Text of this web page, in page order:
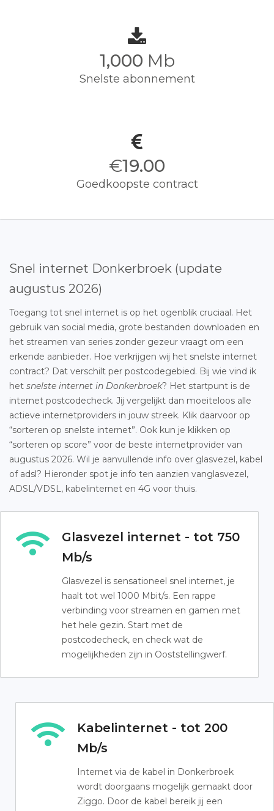
1,000 Mb
Snelste abonnement
€19.00
Goedkoopste contract
Snel internet Donkerbroek (update
augustus 2026)
Toegang tot snel internet is op het ogenblik cruciaal. Het
gebruik van social media, grote bestanden downloaden en
het streamen van series zonder gezeur vraagt om een
erkende aanbieder. Hoe verkrijgen wij het snelste internet
contract? Dat verschilt per postcodegebied. Bij wie vind ik
het snelste internet in Donkerbroek? Het startpunt is de
internet postcodecheck. Jij vergelijkt dan moeiteloos alle
actieve internetproviders in jouw streek. Klik daarvoor op
“sorteren op snelste internet”. Ook kun je klikken op
“sorteren op score” voor de beste internetprovider van
augustus 2026. Wil je aanvullende info over glasvezel, kabel
of adsl? Hieronder spot je info ten aanzien vanglasvezel,
ADSL/VDSL, kabelinternet en 4G voor thuis.
Glasvezel internet - tot 750
Mb/s
Glasvezel is sensationeel snel internet, je
haalt tot wel 1000 Mbit/s. Een rappe
verbinding voor streamen en gamen met
het hele gezin. Start met de
postcodecheck, en check wat de
mogelijkheden zijn in Ooststellingwerf.
Kabelinternet - tot 200
Mb/s
Internet via de kabel in Donkerbroek
wordt doorgaans mogelijk gemaakt door
Ziggo. Door de kabel bereik jij een